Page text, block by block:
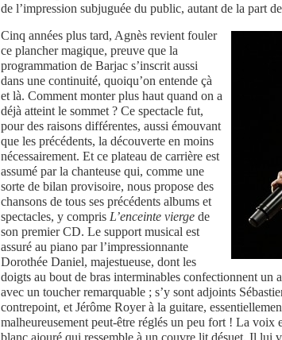
de l’impression subjuguée du public, autant de la part
Cinq années plus tard, Agnès revient fouler
ce plancher magique, preuve que la
programmation de Barjac s’inscrit aussi
dans une continuité, quoiqu’on entende çà
et là. Comment monter plus haut quand on a
déjà atteint le sommet ? Ce spectacle fut,
pour des raisons différentes, aussi émouvant
que les précédents, la découverte en moins
nécessairement. Et ce plateau de carrière est
assumé par la chanteuse qui, comme une
sorte de bilan provisoire, nous propose des
chansons de tous ses précédents albums et
spectacles, y compris L’enceinte vierge de
son premier CD. Le support musical est
assuré au piano par l’impressionnante
Dorothée Daniel, majestueuse, dont les
doigts au bout de bras interminables confectionnent un
avec un toucher remarquable ; s’y sont adjoints
contrepoint, et Jérôme Royer à la guitare,
malheureusement peut-être réglés un peu fort ! La voix
blanc ajouré qui ressemble à un couvre lit désuet. Il lui